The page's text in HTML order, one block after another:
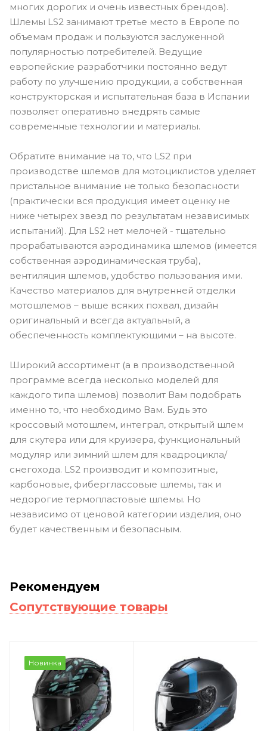
многих дорогих и очень известных брендов).
Шлемы LS2 занимают третье место в Европе по
объемам продаж и пользуются заслуженной
популярностью потребителей. Ведущие
европейские разработчики постоянно ведут
работу по улучшению продукции, а собственная
конструкторская и испытательная база в Испании
позволяет оперативно внедрять самые
современные технологии и материалы.
Обратите внимание на то, что LS2 при
производстве шлемов для мотоциклистов уделяет
пристальное внимание не только безопасности
(практически вся продукция имеет оценку не
ниже четырех звезд по результатам независимых
испытаний). Для LS2 нет мелочей - тщательно
прорабатываются аэродинамика шлемов (имеется
собственная аэродинамическая труба),
вентиляция шлемов, удобство пользования ими.
Качество материалов для внутренней отделки
мотошлемов – выше всяких похвал, дизайн
оригинальный и всегда актуальный, а
обеспеченность комплектующими – на высоте.
Широкий ассортимент (а в производственной
программе всегда несколько моделей для
каждого типа шлемов) позволит Вам подобрать
именно то, что необходимо Вам. Будь это
кроссовый мотошлем, интеграл, открытый шлем
для скутера или для круизера, функциональный
модуляр или зимний шлем для квадроцикла/
снегохода. LS2 производит и композитные,
карбоновые, фиберглассовые шлемы, так и
недорогие термопластовые шлемы. Но
независимо от ценовой категории изделия, оно
будет качественным и безопасным.
Рекомендуем
Сопутствующие товары
Новинка